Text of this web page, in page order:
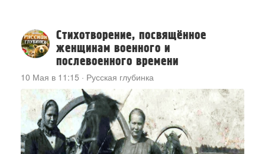
Стихотворение, посвящённое
женщинам военного и
послевоенного времени
10 Мая в 11:15 · Русская глубинка